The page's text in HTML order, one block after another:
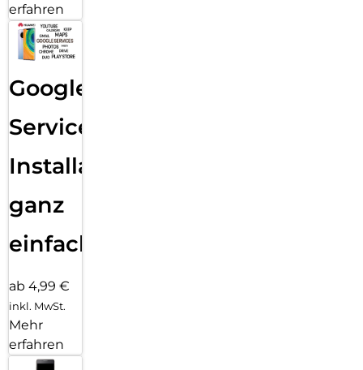
erfahren
Google
Services
Installation
ganz
einfach
ab 4,99 €
inkl. MwSt.
Mehr
erfahren